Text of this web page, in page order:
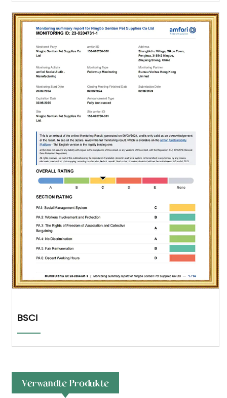
BSCI
Verwandte Produkte